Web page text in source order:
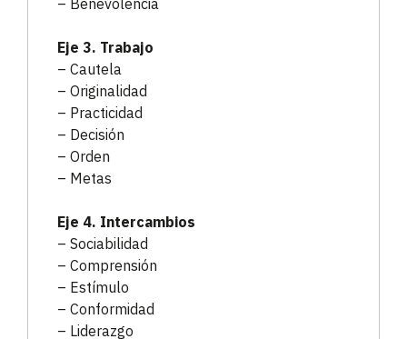
– Benevolencia
Eje 3. Trabajo
– Cautela
– Originalidad
– Practicidad
– Decisión
– Orden
– Metas
Eje 4. Intercambios
– Sociabilidad
– Comprensión
– Estímulo
– Conformidad
– Liderazgo